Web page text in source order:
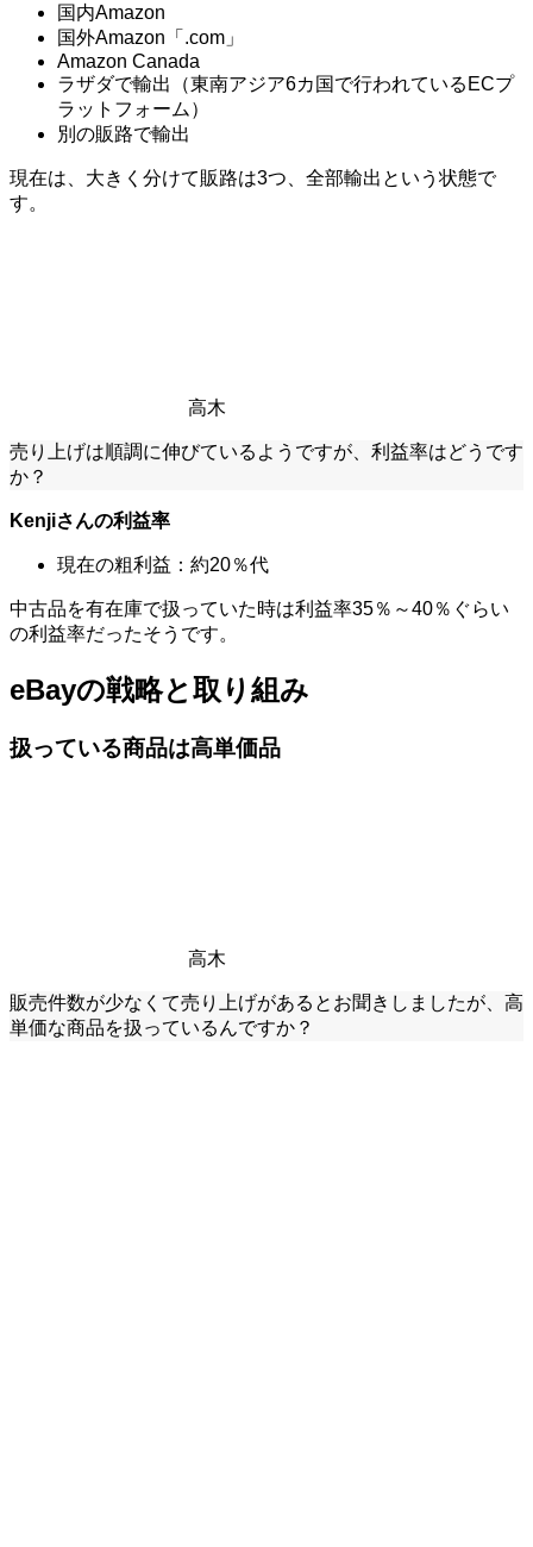
国内Amazon
国外Amazon「.com」
Amazon Canada
ラザダで輸出（東南アジア6カ国で行われているECプ
ラットフォーム）
別の販路で輸出
現在は、大きく分けて販路は3つ、全部輸出という状態で
す。
高木
売り上げは順調に伸びているようですが、利益率はどうです
か？
Kenjiさんの利益率
現在の粗利益：約20％代
中古品を有在庫で扱っていた時は利益率35％～40％ぐらい
の利益率だったそうです。
eBayの戦略と取り組み
扱っている商品は高単価品
高木
販売件数が少なくて売り上げがあるとお聞きしましたが、高
単価な商品を扱っているんですか？